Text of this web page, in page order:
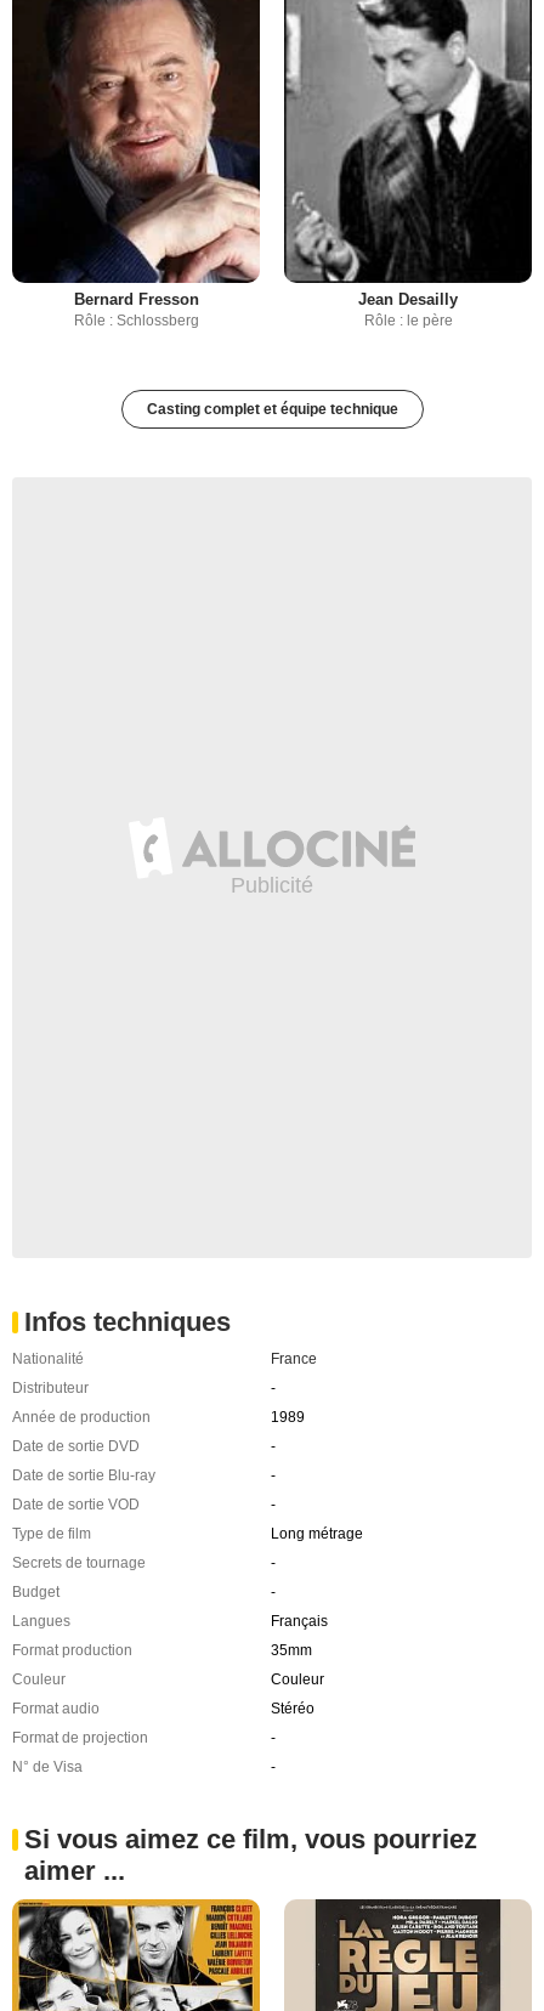
Bernard Fresson
Rôle : Schlossberg
Jean Desailly
Rôle : le père
Casting complet et équipe technique
Infos techniques
Nationalité
France
Distributeur
-
Année de production
1989
Date de sortie DVD
-
Date de sortie Blu-ray
-
Date de sortie VOD
-
Type de film
Long métrage
Secrets de tournage
-
Budget
-
Langues
Français
Format production
35mm
Couleur
Couleur
Format audio
Stéréo
Format de projection
-
N° de Visa
-
Si vous aimez ce film, vous pourriez
aimer ...